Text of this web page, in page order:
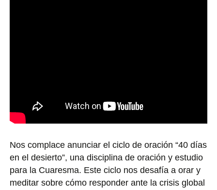
Nos complace anunciar el ciclo de oración “40 días
en el desierto”, una disciplina de oración y estudio
para la Cuaresma. Este ciclo nos desafía a orar y
meditar sobre cómo responder ante la crisis global